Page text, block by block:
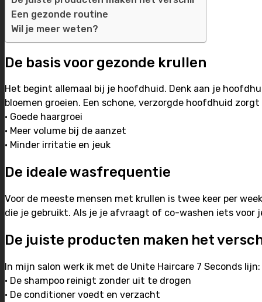
Een gezonde routine
Wil je meer weten?
De basis voor gezonde krullen
Het begint allemaal bij je hoofdhuid. Denk aan je
bloemen groeien. Een schone, verzorgde hoofdhuid zorgt
• Goede haargroei
• Meer volume bij de aanzet
• Minder irritatie en jeuk
De ideale wasfrequentie
Voor de meeste mensen met krullen is twee keer per
die je gebruikt. Als je je afvraagt of co-washen iets voor
De juiste producten maken het
In mijn salon werk ik met de Unite Haircare 7 Seconds lijn:
• De shampoo reinigt zonder uit te drogen
• De conditioner voedt en verzacht